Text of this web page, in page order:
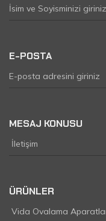
E-POSTA
MESAJ KONUSU
ÜRÜNLER